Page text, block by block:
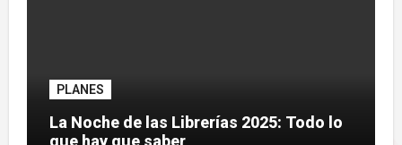
PLANES
La Noche de las Librerías 2025: Todo lo